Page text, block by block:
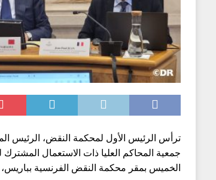
ترأس الرئيس الأول لمحكمة النقض، الرئيس
جمعية المحاكم العليا ذات الاستعمال المشترك
الخميس بمقر محكمة النقض الفرنسية